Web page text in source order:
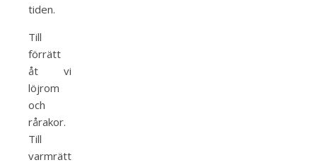
tiden.
Till
förrätt
åt vi
löjrom
och
rårakor.
Till
varmrätt